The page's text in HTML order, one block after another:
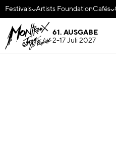
Festivals Artists FoundationCafés
61. AUSGABE
2-17 Juli 2027